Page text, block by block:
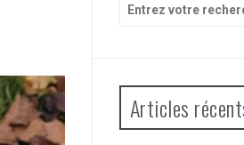
pour
Articles